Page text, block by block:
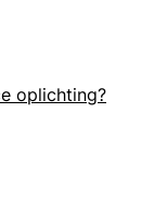
oplichting?